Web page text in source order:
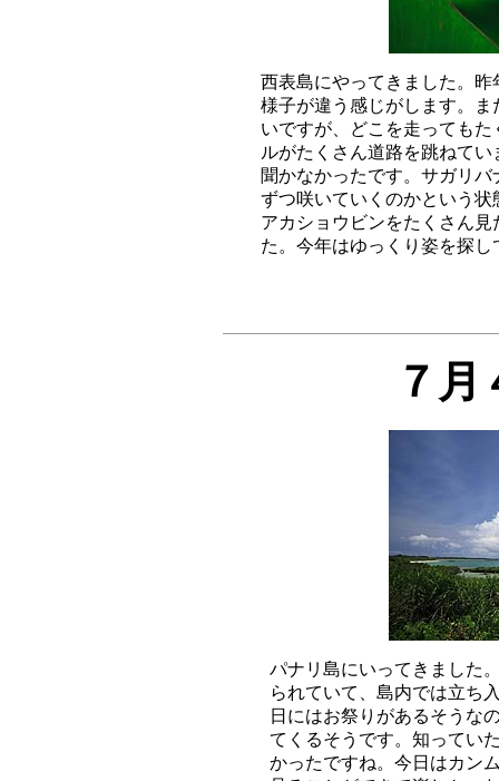
西表島にやってきました。
様子が違う感じがします。
いですが、どこを走っても
ルがたくさん道路を跳ねて
聞かなかったです。サガリ
ずつ咲いていくのかという
アカショウビンをたくさん
７
パナリ島にいってきました
られていて、島内では立ち
日にはお祭りがあるそうな
てくるそうです。知ってい
かったですね。今日はカン